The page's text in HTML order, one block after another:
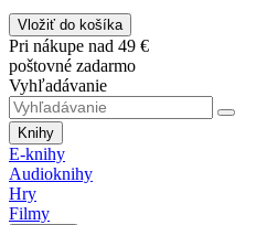
Vložiť do košíka
Pri nákupe nad 49 €
poštovné zadarmo
Vyhľadávanie
Knihy
E-knihy
Audioknihy
Hry
Filmy